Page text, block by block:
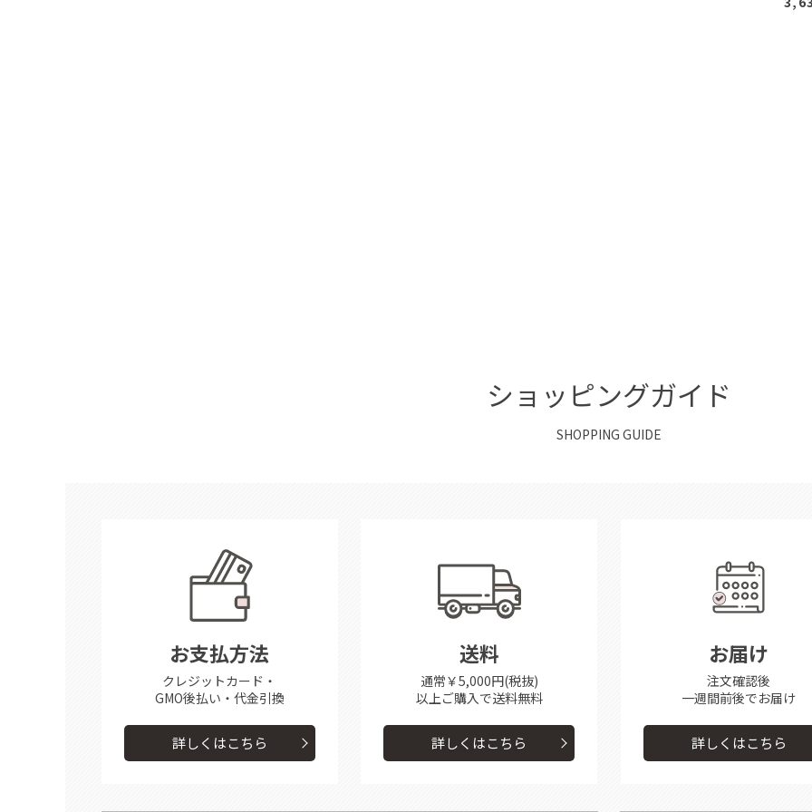
ショッピングガイド
SHOPPING GUIDE
お支払方法
クレジットカード・
GMO後払い・代金引換
詳しくはこちら
送料
通常￥5,000円(税抜)
以上ご購入で送料無料
詳しくはこちら
お届け
注文確認後
一週間前後でお届け
詳しくはこちら